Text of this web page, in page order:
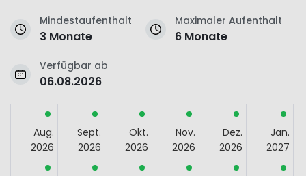
Mindestaufenthalt
3 Monate
Maximaler Aufenthalt
6 Monate
Verfügbar ab
06.08.2026
Aug.
2026
Sept.
2026
Okt.
2026
Nov.
2026
Dez.
2026
Jan.
2027